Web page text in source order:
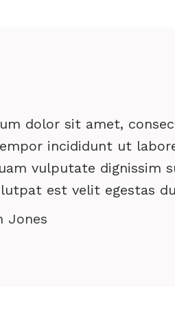
dolor sit amet,
incididunt ut
vulputate dignissim
est velit egestas
Jones